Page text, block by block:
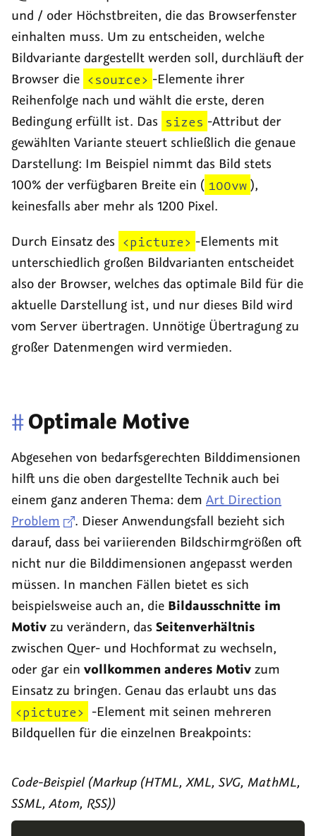
und / oder Höchstbreiten, die das Browserfenster
einhalten muss. Um zu entscheiden, welche
Bildvariante dargestellt werden soll, durchläuft der
Browser die <source> -Elemente ihrer
Reihenfolge nach und wählt die erste, deren
Bedingung erfüllt ist. Das sizes -Attribut der
gewählten Variante steuert schließlich die genaue
Darstellung: Im Beispiel nimmt das Bild stets
100% der verfügbaren Breite ein ( 100vw ),
keinesfalls aber mehr als 1200 Pixel.
Durch Einsatz des <picture> -Elements mit
unterschiedlich großen Bildvarianten entscheidet
also der Browser, welches das optimale Bild für die
aktuelle Darstellung ist, und nur dieses Bild wird
vom Server übertragen. Unnötige Übertragung zu
großer Datenmengen wird vermieden.
#Optimale Motive
Abgesehen von bedarfsgerechten Bilddimensionen
hilft uns die oben dargestellte Technik auch bei
einem ganz anderen Thema: dem Art Direction
Problem
. Dieser Anwendungsfall bezieht sich
darauf, dass bei variierenden Bildschirmgrößen oft
nicht nur die Bilddimensionen angepasst werden
müssen. In manchen Fällen bietet es sich
beispielsweise auch an, die Bildausschnitte im
Motiv zu verändern, das Seitenverhältnis
zwischen Quer- und Hochformat zu wechseln,
oder gar ein vollkommen anderes Motiv zum
Einsatz zu bringen. Genau das erlaubt uns das
<picture> -Element mit seinen mehreren
Bildquellen für die einzelnen Breakpoints:
Code-Beispiel (Markup (HTML, XML, SVG, MathML,
SSML, Atom, RSS))